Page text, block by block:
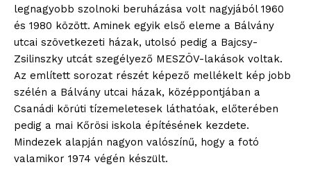
legnagyobb szolnoki beruházása volt nagyjából 1960
és 1980 között. Aminek egyik első eleme a Bálvány
utcai szövetkezeti házak, utolsó pedig a Bajcsy-
Zsilinszky utcát szegélyező MESZÖV-lakások voltak.
Az említett sorozat részét képező mellékelt kép jobb
szélén a Bálvány utcai házak, középpontjában a
Csanádi körúti tízemeletesek láthatóak, előterében
pedig a mai Kőrösi iskola építésének kezdete.
Mindezek alapján nagyon valószínű, hogy a fotó
valamikor 1974 végén készült.